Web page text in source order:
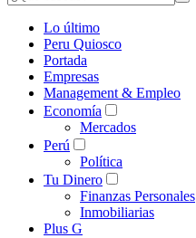
Lo último
Peru Quiosco
Portada
Empresas
Management & Empleo
Economía
Mercados
Perú
Política
Tu Dinero
Finanzas Personales
Inmobiliarias
Plus G